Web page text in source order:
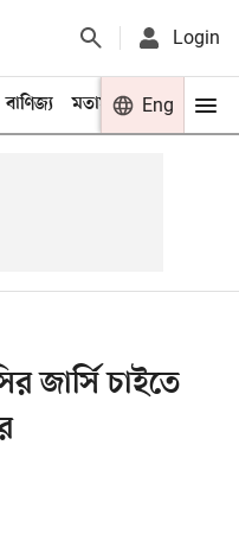
Login
বাণিজ্য মতামত খেলা
Eng
জার্সি চাইতে